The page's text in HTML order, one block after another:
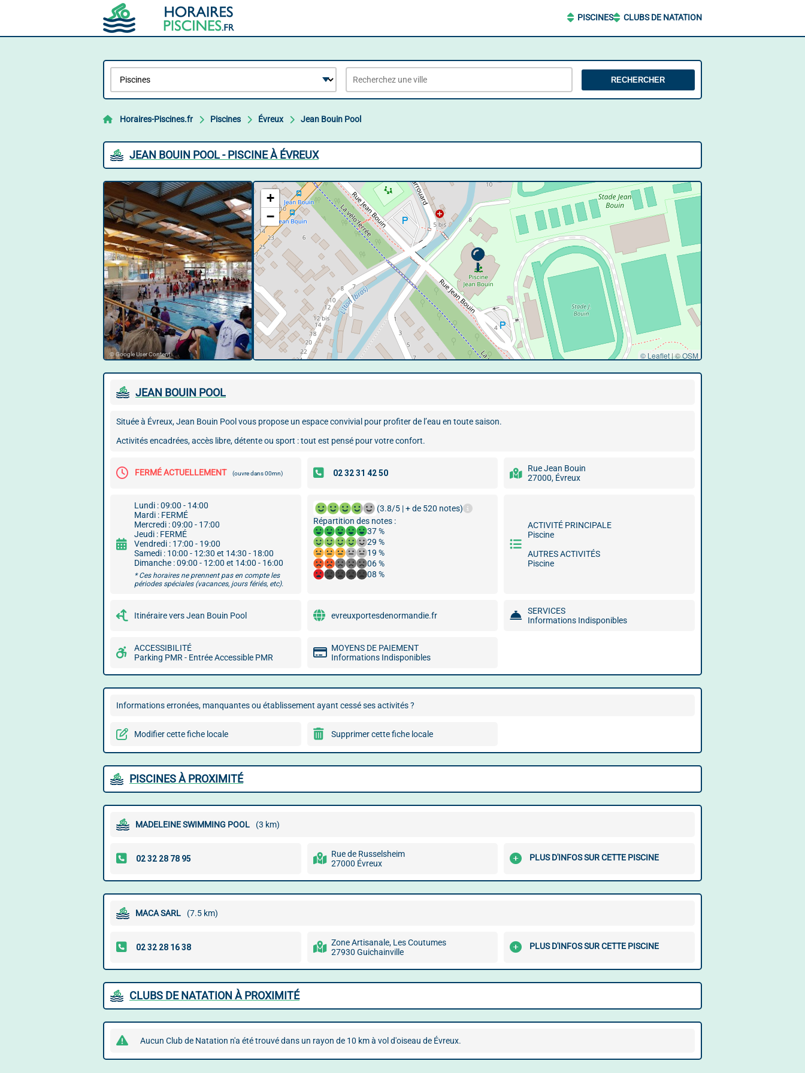
PISCINES CLUBS DE NATATION
RECHERCHER
Horaires-Piscines.fr Piscines Évreux Jean Bouin Pool
JEAN BOUIN POOL - PISCINE À ÉVREUX
© Google User Content
+
−
© Leaflet|©OSM
JEAN BOUIN POOL
Située à Évreux, Jean Bouin Pool vous propose un espace convivial pour profiter de l’eau en toute saison.
Activités encadrées, accès libre, détente ou sport : tout est pensé pour votre confort.
FERMÉ ACTUELLEMENT (ouvre dans 00mn)
Rue Jean Bouin
27000, Évreux
Lundi : 09:00 - 14:00
Mardi : FERMÉ
Mercredi : 09:00 - 17:00
Jeudi : FERMÉ
Vendredi : 17:00 - 19:00
Samedi : 10:00 - 12:30 et 14:30 - 18:00
Dimanche : 09:00 - 12:00 et 14:00 - 16:00
* Ces horaires ne prennent pas en compte les
périodes spéciales (vacances, jours fériés, etc).
(3.8/5 | + de 520 notes)
Répartition des notes :
37 %
29 %
19 %
06 %
08 %
ACTIVITÉ PRINCIPALE
Piscine
AUTRES ACTIVITÉS
Piscine
Itinéraire vers Jean Bouin Pool evreuxportesdenormandie.fr
SERVICES
Informations Indisponibles
ACCESSIBILITÉ
Parking PMR - Entrée Accessible PMR
MOYENS DE PAIEMENT
Informations Indisponibles
Informations erronées, manquantes ou établissement ayant cessé ses activités ?
Modifier cette fiche locale Supprimer cette fiche locale
PISCINES À PROXIMITÉ
MADELEINE SWIMMING POOL (3 km)
Rue de Russelsheim
27000 Évreux
PLUS D'INFOS SUR CETTE PISCINE
MACA SARL (7.5 km)
Zone Artisanale, Les Coutumes
27930 Guichainville
PLUS D'INFOS SUR CETTE PISCINE
CLUBS DE NATATION À PROXIMITÉ
Aucun Club de Natation n'a été trouvé dans un rayon de 10 km à vol d'oiseau de Évreux.